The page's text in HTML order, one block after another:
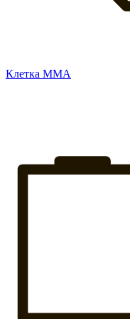
Клетка ММА